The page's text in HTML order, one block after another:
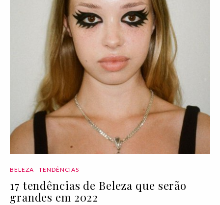
BELEZA TENDÊNCIAS
17 tendências de Beleza que serão
grandes em 2022